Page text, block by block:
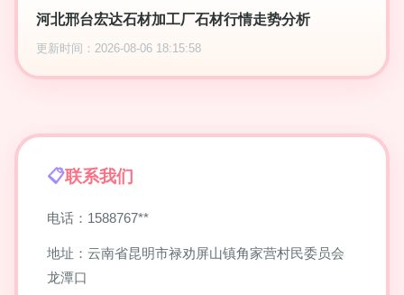
河北邢台宏达石材加工厂石材行情走势分析
更新时间：2026-08-06 18:15:58
联系我们
电话：1588767**
地址：云南省昆明市禄劝屏山镇角家营村民委员会
龙潭口